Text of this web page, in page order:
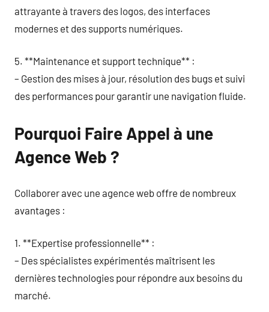
attrayante à travers des logos, des interfaces
modernes et des supports numériques.
5. **Maintenance et support technique** :
– Gestion des mises à jour, résolution des bugs et suivi
des performances pour garantir une navigation fluide.
Pourquoi Faire Appel à une
Agence Web ?
Collaborer avec une agence web offre de nombreux
avantages :
1. **Expertise professionnelle** :
– Des spécialistes expérimentés maîtrisent les
dernières technologies pour répondre aux besoins du
marché.